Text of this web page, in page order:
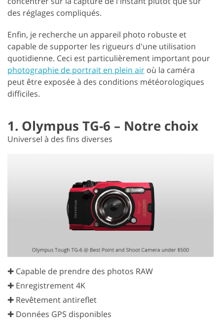
des réglages compliqués.
Enfin, je recherche un appareil photo robuste et
capable de supporter les rigueurs d'une utilisation
quotidienne. Ceci est particulièrement important pour
photographie de portrait en plein air où la caméra
peut être exposée à des conditions météorologiques
difficiles.
1. Olympus TG-6 – Notre choix
Universel à des fins diverses
✚ Capable de prendre des photos RAW
✚ Enregistrement 4K
✚ Revêtement antireflet
✚ Données GPS disponibles